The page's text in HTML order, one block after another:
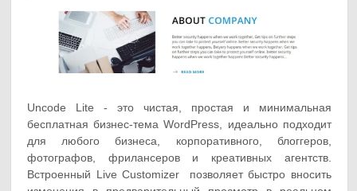
Uncode Lite - это чистая, простая и минимальная
бесплатная бизнес-тема WordPress, идеально подходит
для любого бизнеса, корпоративного, блоггеров,
фотографов, фрилансеров и креативных агентств.
Встроенный Live Customizer позволяет быстро вносить